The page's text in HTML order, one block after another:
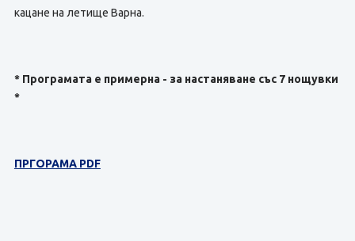
кацане на летище Варна.
* Програмата е примерна - за настаняване със 7 нощувки
*
ПРГОРАМА PDF